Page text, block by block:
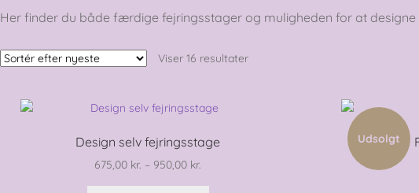
Her finder du både færdige fejringsstager og muligheden for at
Viser 16 resultaterSorteret
Design selv fejringsstage
675,00 kr. – 950,00 kr.
Udsolgt